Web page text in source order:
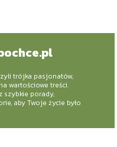
trójka pasjonatów,
wartościowe treści.
szybkie porady,
aby Twoje życie było